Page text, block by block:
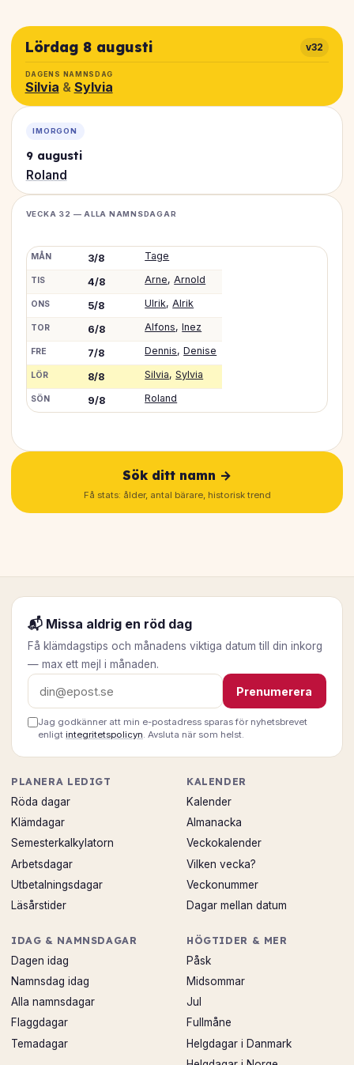
Lördag 8 augusti v32
DAGENS NAMNSDAG
Silvia & Sylvia
IMORGON
9 augusti
Roland
VECKA 32 — ALLA NAMNSDAGAR
MÅN 3/8 Tage
TIS 4/8 Arne, Arnold
ONS 5/8 Ulrik, Alrik
TOR 6/8 Alfons,Inez
FRE 7/8 Dennis,Denise
LÖR 8/8 Silvia,Sylvia
SÖN 9/8 Roland
Sök ditt namn →
Få stats: ålder, antal bärare, historisk trend
📬 Missa aldrig en röd dag
Få klämdagstips och månadens viktiga datum till din inkorg
— max ett mejl i månaden.
E-postadress Prenumerera
Jag godkänner att min e-postadress sparas för nyhetsbrevet
enligt integritetspolicyn. Avsluta när som helst.
PLANERA LEDIGT
Röda dagar
Klämdagar
Semesterkalkylatorn
Arbetsdagar
Utbetalningsdagar
Läsårstider
KALENDER
Kalender
Almanacka
Veckokalender
Vilken vecka?
Veckonummer
Dagar mellan datum
IDAG & NAMNSDAGAR
Dagen idag
Namnsdag idag
Alla namnsdagar
Flaggdagar
Temadagar
HÖGTIDER & MER
Påsk
Midsommar
Jul
Fullmåne
Helgdagar i Danmark